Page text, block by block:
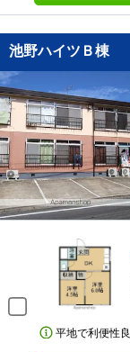
池野ハイツＢ棟
平地で利便性良